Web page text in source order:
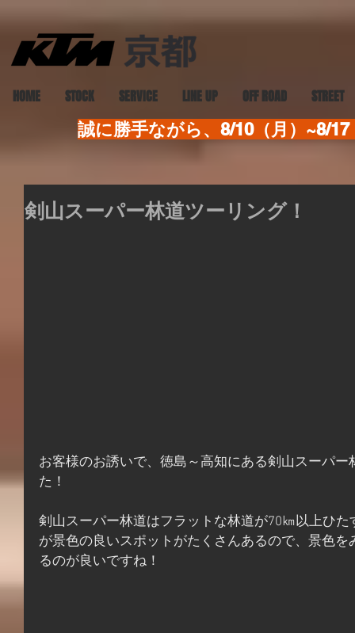
HOME STOCK SERVICE LINE UP OFF ROAD STREET
誠に勝手ながら、8/10（月）~8/
剣山スーパー林道ツーリング！
お客様のお誘いで、徳島～高知にある剣山スーパ
た！
剣山スーパー林道はフラットな林道が70㎞以上ひ
が景色の良いスポットがたくさんあるので、景色
るのが良いですね！